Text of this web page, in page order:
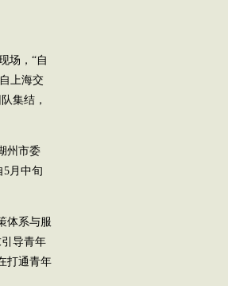
场，“自
上海交
集结，
州市委
5月中旬
体系与服
导青年
打通青年